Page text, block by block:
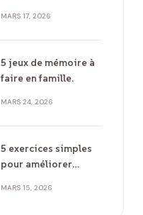
bien être des seniors
MARS 17, 2026
5 jeux de mémoire à
faire en famille.
MARS 24, 2026
5 exercices simples
pour améliorer
seniors
MARS 15, 2026